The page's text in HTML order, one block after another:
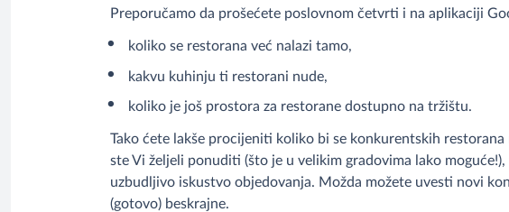
Preporučamo da prošećete poslovnom četvrti i na aplikaciji
koliko se restorana već nalazi tamo,
kakvu kuhinju ti restorani nude,
koliko je još prostora za restorane dostupno na tržištu.
Tako ćete lakše procijeniti koliko bi se konkurentskih
ste Vi željeli ponuditi (što je u velikim gradovima lako
uzbudljivo iskustvo objedovanja. Možda možete uvesti novi
(gotovo) beskrajne.